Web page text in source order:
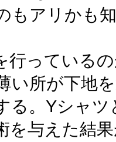
もアリかも
行っている
い所が下地
る。Yシャ
を与えた結